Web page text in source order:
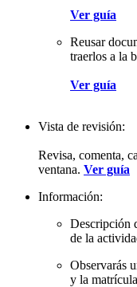
Ver guía
Reusar
traerlos a la
Ver guía
Vista de revisión:
Revisa, comenta,
ventana. Ver guía
Información:
Descripción
de la
Observarás
y la